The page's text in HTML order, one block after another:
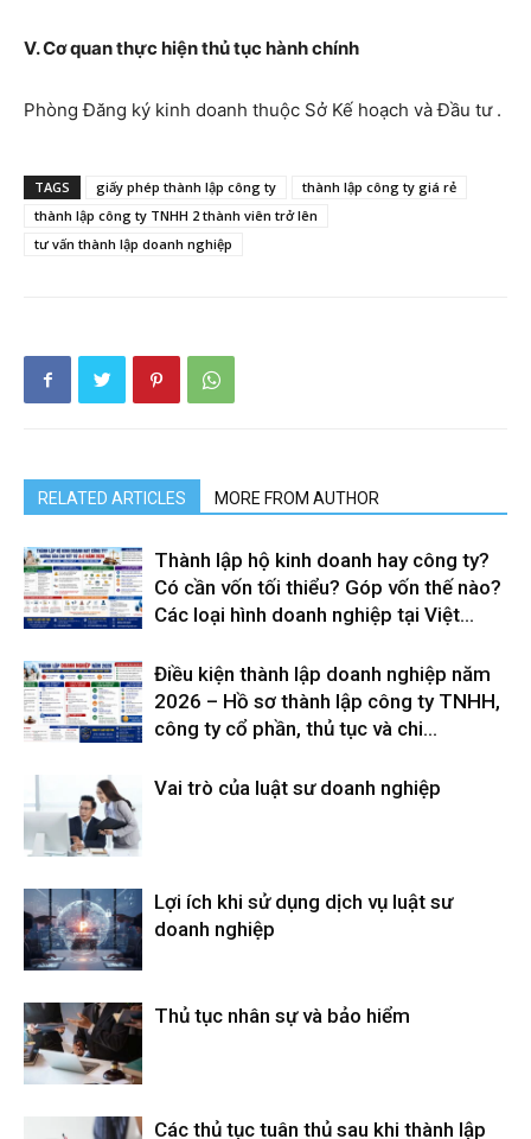
V. Cơ quan thực hiện thủ tục hành chính
Phòng Đăng ký kinh doanh thuộc Sở Kế hoạch và Đầu tư .
TAGS giấy phép thành lập công ty
thành lập công ty giá rẻ
thành lập công ty TNHH 2 thành viên trở lên
tư vấn thành lập doanh nghiệp
RELATED ARTICLES MORE FROM AUTHOR
Thành lập hộ kinh doanh hay công ty?
Có cần vốn tối thiểu? Góp vốn thế nào?
Các loại hình doanh nghiệp tại Việt...
Điều kiện thành lập doanh nghiệp năm
2026 – Hồ sơ thành lập công ty TNHH,
công ty cổ phần, thủ tục và chi...
Vai trò của luật sư doanh nghiệp
Lợi ích khi sử dụng dịch vụ luật sư
doanh nghiệp
Thủ tục nhân sự và bảo hiểm
Các thủ tục tuân thủ sau khi thành lập